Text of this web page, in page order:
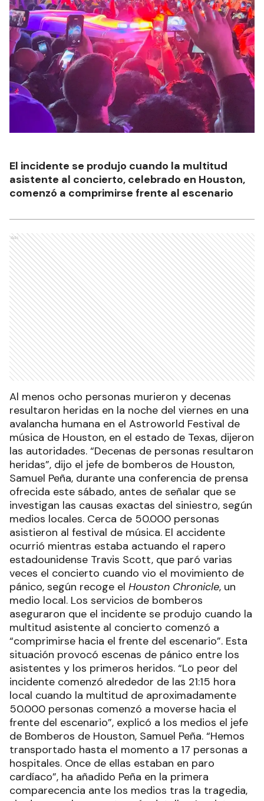
El incidente se produjo cuando la multitud
asistente al concierto, celebrado en Houston,
comenzó a comprimirse frente al escenario
Ads
Al menos ocho personas murieron y decenas
resultaron heridas en la noche del viernes en una
avalancha humana en el Astroworld Festival de
música de Houston, en el estado de Texas, dijeron
las autoridades. “Decenas de personas resultaron
heridas”, dijo el jefe de bomberos de Houston,
Samuel Peña, durante una conferencia de prensa
ofrecida este sábado, antes de señalar que se
investigan las causas exactas del siniestro, según
medios locales. Cerca de 50.000 personas
asistieron al festival de música. El accidente
ocurrió mientras estaba actuando el rapero
estadounidense Travis Scott, que paró varias
veces el concierto cuando vio el movimiento de
pánico, según recoge el Houston Chronicle, un
medio local. Los servicios de bomberos
aseguraron que el incidente se produjo cuando la
multitud asistente al concierto comenzó a
“comprimirse hacia el frente del escenario”. Esta
situación provocó escenas de pánico entre los
asistentes y los primeros heridos. “Lo peor del
incidente comenzó alrededor de las 21:15 hora
local cuando la multitud de aproximadamente
50.000 personas comenzó a moverse hacia el
frente del escenario”, explicó a los medios el jefe
de Bomberos de Houston, Samuel Peña. “Hemos
transportado hasta el momento a 17 personas a
hospitales. Once de ellas estaban en paro
cardíaco”, ha añadido Peña en la primera
comparecencia ante los medios tras la tragedia,